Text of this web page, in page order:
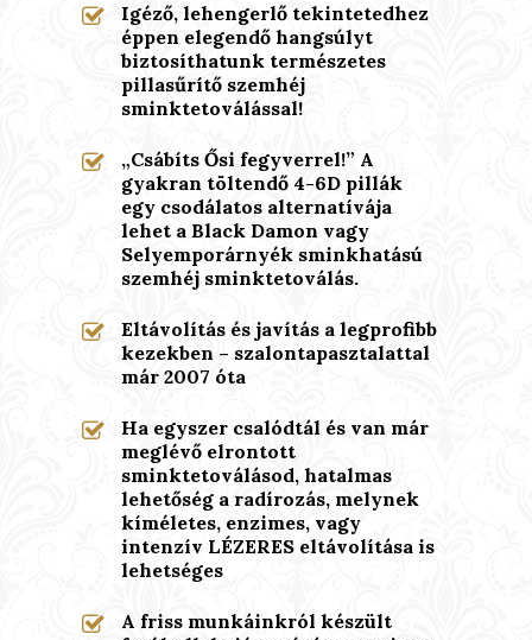
Igéző, lehengerlő tekintetedhez
éppen elegendő hangsúlyt
biztosíthatunk természetes
pillasűrítő szemhéj
sminktetoválással!
„Csábíts Ősi fegyverrel!” A
gyakran töltendő 4-6D pillák
egy csodálatos alternatívája
lehet a Black Damon vagy
Selyemporárnyék sminkhatású
szemhéj sminktetoválás.
Eltávolítás és javítás a legprofibb
kezekben – szalontapasztalattal
már 2007 óta
Ha egyszer csalódtál és van már
meglévő elrontott
sminktetoválásod, hatalmas
lehetőség a radírozás, melynek
kíméletes, enzimes, vagy
intenzív LÉZERES eltávolítása is
lehetséges
A friss munkáinkról készült